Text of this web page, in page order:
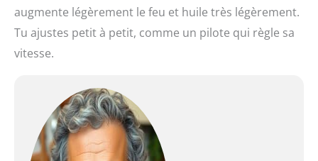
augmente légèrement le feu et huile très légèrement.
Tu ajustes petit à petit, comme un pilote qui règle sa
vitesse.